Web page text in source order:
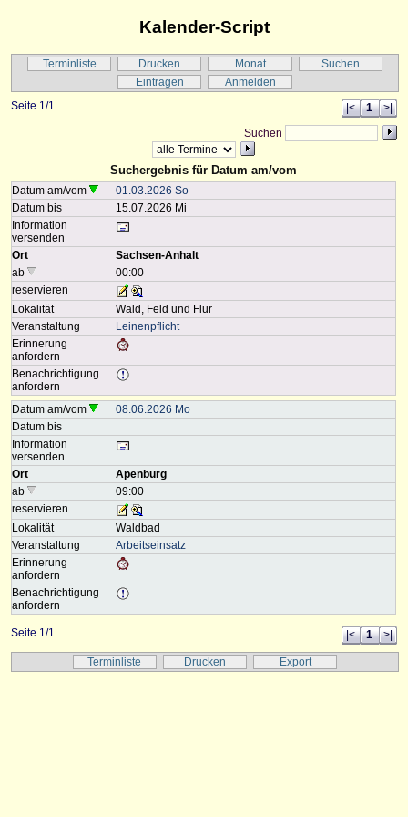
Kalender-Script
Terminliste Drucken Monat
Suchen
Eintragen
Anmelden
Seite 1/1
|< 1
>|
Suchen
Suchergebnis für Datum am/vom
Datum am/vom
01.03.2026 So
Datum bis
15.07.2026 Mi
Information
versenden
Ort
Sachsen-Anhalt
ab
00:00
reservieren
Lokalität
Wald, Feld und Flur
Veranstaltung
Leinenpflicht
Erinnerung
anfordern
Benachrichtigung
anfordern
Datum am/vom
08.06.2026 Mo
Datum bis
Information
versenden
Ort
Apenburg
ab
09:00
reservieren
Lokalität
Waldbad
Veranstaltung
Arbeitseinsatz
Erinnerung
anfordern
Benachrichtigung
anfordern
Seite 1/1 |< 1 >|
Terminliste Drucken Export